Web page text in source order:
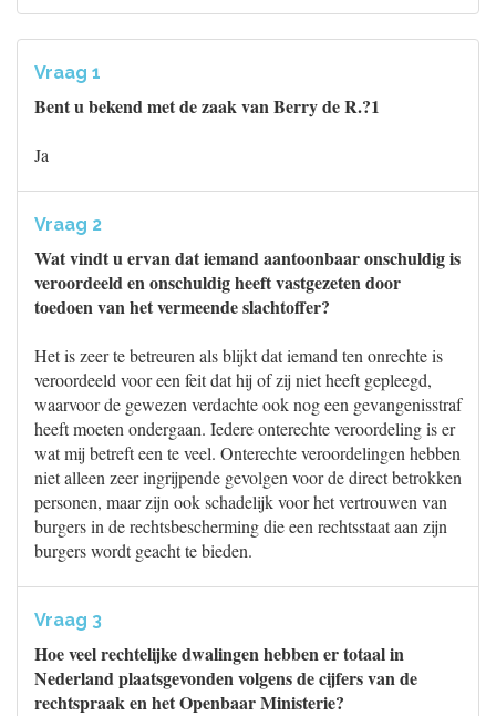
Vraag 1
Bent u bekend met de zaak van Berry de R.?1
Ja
Vraag 2
Wat vindt u ervan dat iemand aantoonbaar onschuldig is
veroordeeld en onschuldig heeft vastgezeten door
toedoen van het vermeende slachtoffer?
Het is zeer te betreuren als blijkt dat iemand ten onrechte is
veroordeeld voor een feit dat hij of zij niet heeft gepleegd,
waarvoor de gewezen verdachte ook nog een gevangenisstraf
heeft moeten ondergaan. Iedere onterechte veroordeling is er
wat mij betreft een te veel. Onterechte veroordelingen hebben
niet alleen zeer ingrijpende gevolgen voor de direct betrokken
personen, maar zijn ook schadelijk voor het vertrouwen van
burgers in de rechtsbescherming die een rechtsstaat aan zijn
burgers wordt geacht te bieden.
Vraag 3
Hoe veel rechtelijke dwalingen hebben er totaal in
Nederland plaatsgevonden volgens de cijfers van de
rechtspraak en het Openbaar Ministerie?